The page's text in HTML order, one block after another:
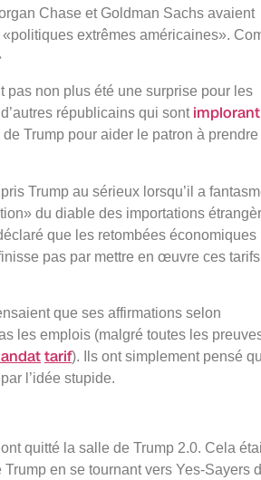
Chase et Goldman Sachs avaient
extrêmes américaines».
pas non plus été une surprise pour les
républicains qui sont implorant
Trump pour aider le patron à prendre
Trump au sérieux lorsqu’il a
du diable des importations
que les retombées économiques
pas par mettre en œuvre ces tarifs
que ses affirmations selon
les emplois (malgré toutes les
tarif). Ils ont simplement pensé
l’idée stupide.
quitté la salle de Trump 2.0. Cela
en se tournant vers Yes-Sayers